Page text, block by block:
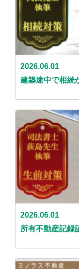
2026.06.01
建築途中で相続
2026.06.01
所有不動産記録